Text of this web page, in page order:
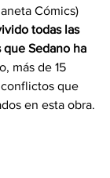
Cómics)
todas las
Sedano ha
más de 15
que
en esta obra.